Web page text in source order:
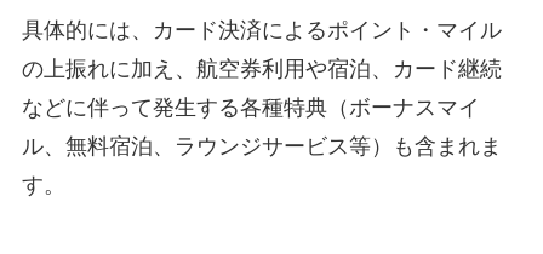
具体的には、カード決済によるポイント・マイル
の上振れに加え、航空券利用や宿泊、カード継続
などに伴って発生する各種特典（ボーナスマイ
ル、無料宿泊、ラウンジサービス等）も含まれま
す。